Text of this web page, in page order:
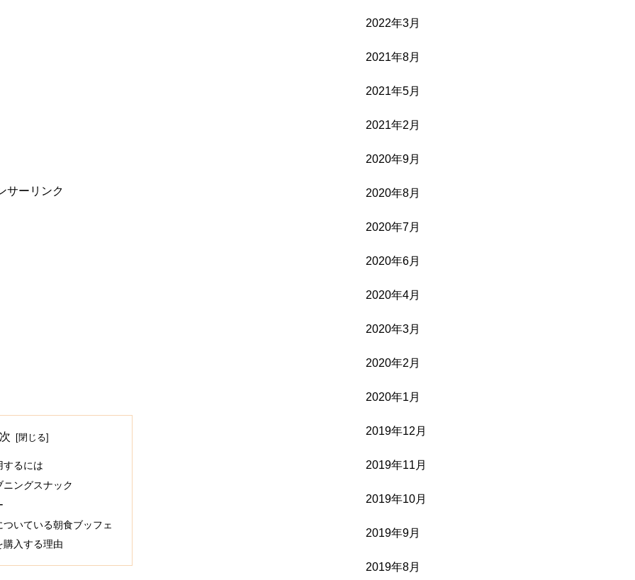
サーリンク
するには
ングスナック
いている朝食ブッフェ
購入する理由
2022年3月
2021年8月
2021年5月
2021年2月
2020年9月
2020年8月
2020年7月
2020年6月
2020年4月
2020年3月
2020年2月
2020年1月
2019年12月
2019年11月
2019年10月
2019年9月
2019年8月